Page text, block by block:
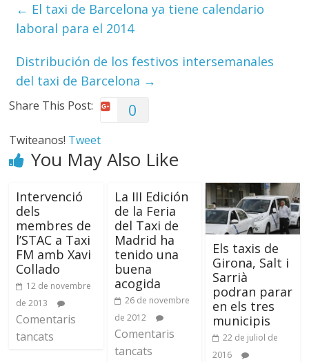
← El taxi de Barcelona ya tiene calendario
laboral para el 2014
Distribución de los festivos intersemanales
del taxi de Barcelona →
Share This Post: 0
Twiteanos! Tweet
You May Also Like
Intervenció
dels
membres de
l’STAC a Taxi
FM amb Xavi
Collado
12 de novembre
de 2013
Comentaris
tancats
La III Edición
de la Feria
del Taxi de
Madrid ha
tenido una
buena
acogida
26 de novembre
de 2012
Comentaris
tancats
Els taxis de
Girona, Salt i
Sarrià
podran parar
en els tres
municipis
22 de juliol de
2016